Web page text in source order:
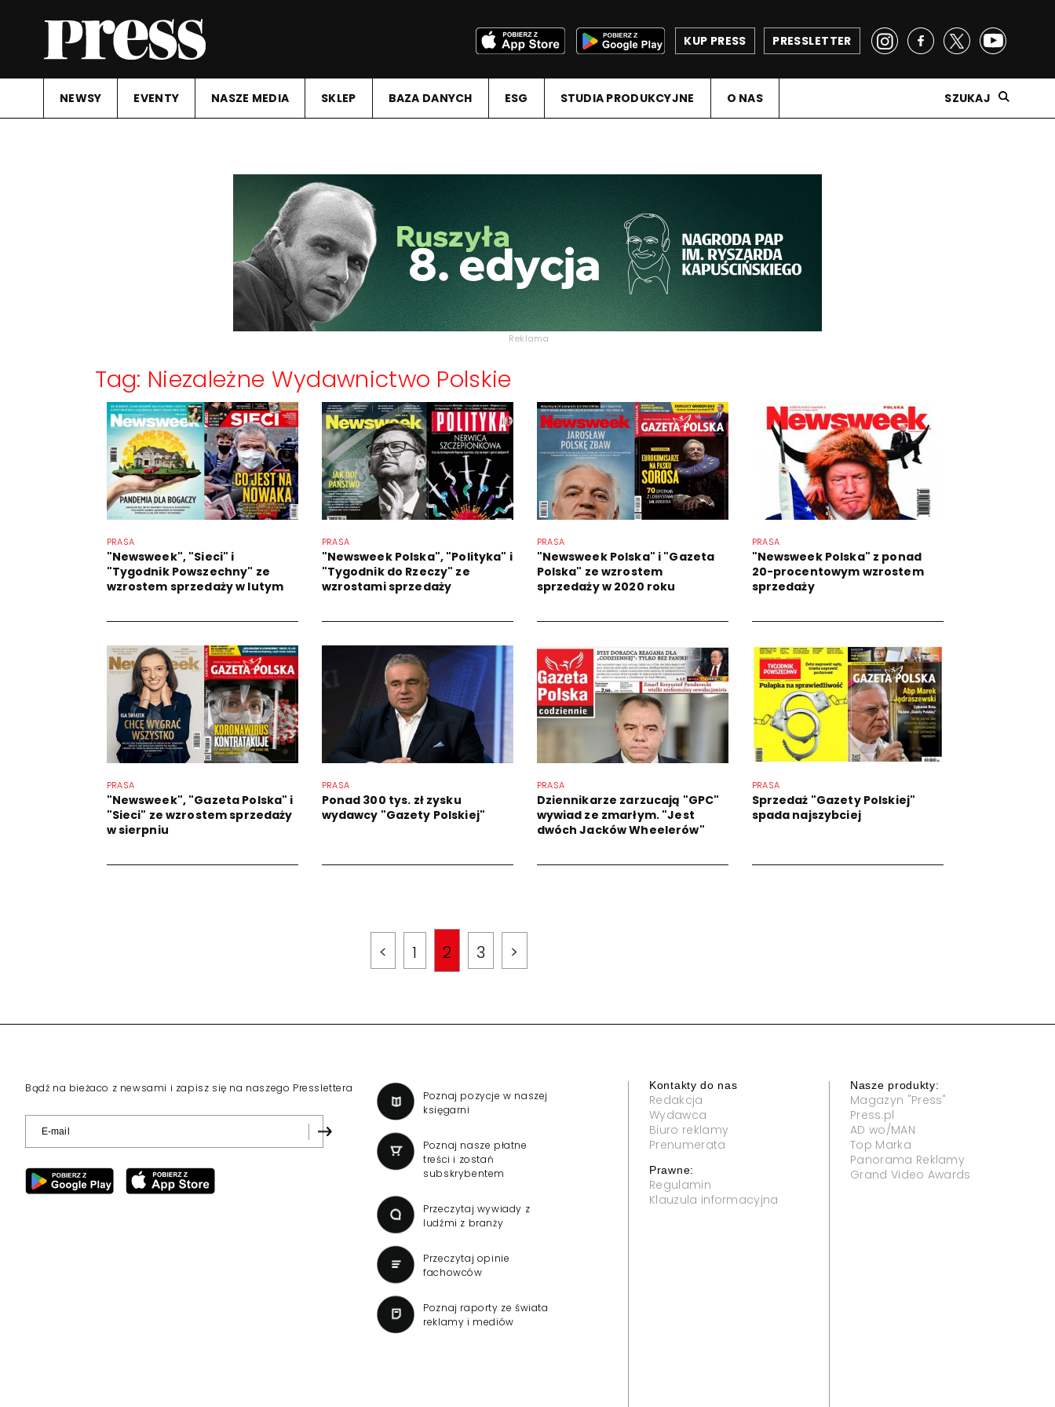
PRESSLETTER
KUP PRESS
NEWSY EVENTY NASZE MEDIA SKLEP BAZA DANYCH ESG STUDIA PRODUKCYJNE O NAS SZUKAJ
Reklama
Tag: Niezależne Wydawnictwo Polskie
PRASA
"Newsweek", "Sieci" i
"Tygodnik Powszechny" ze
wzrostem sprzedaży w lutym
PRASA
"Newsweek Polska", "Polityka" i
"Tygodnik do Rzeczy" ze
wzrostami sprzedaży
PRASA
"Newsweek Polska" i "Gazeta
Polska" ze wzrostem
sprzedaży w 2020 roku
PRASA
"Newsweek Polska" z ponad
20-procentowym wzrostem
sprzedaży
PRASA
"Newsweek", "Gazeta Polska" i
"Sieci" ze wzrostem sprzedaży
w sierpniu
PRASA
Ponad 300 tys. zł zysku
wydawcy "Gazety Polskiej"
PRASA
Dziennikarze zarzucają "GPC"
wywiad ze zmarłym. "Jest
dwóch Jacków Wheelerów"
PRASA
Sprzedaż "Gazety Polskiej"
spada najszybciej
< 1 2 3 >
Bądź na bieżaco z newsami i zapisz się na naszego Presslettera
Poznaj pozycje w naszej
księgarni
Poznaj nasze płatne
treści i zostań
subskrybentem
Przeczytaj wywiady z
ludźmi z branży
Przeczytaj opinie
fachowców
Poznaj raporty ze świata
reklamy i mediów
Kontakty do nas
Redakcja
Wydawca
Biuro reklamy
Prenumerata
Prawne:
Regulamin
Klauzula informacyjna
Nasze produkty:
Magazyn "Press"
Press.pl
AD wo/MAN
Top Marka
Panorama Reklamy
Grand Video Awards